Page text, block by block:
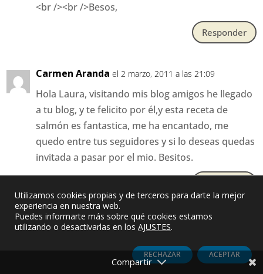
<br /><br />Besos,
Responder
Carmen Aranda el 2 marzo, 2011 a las 21:09
Hola Laura, visitando mis blog amigos he llegado
a tu blog, y te felicito por él,y esta receta de
salmón es fantastica, me ha encantado, me
quedo entre tus seguidores y si lo deseas quedas
invitada a pasar por el mio. Besitos.
quesemaquemao el 3 marzo, 2011 a las 13:25
Laura, pedazo de receta, seguro que la pruebo, el
salmón me encanta y la naranja y el aguacate ni
Utilizamos cookies propias y de terceros para darte la mejor
experiencia en nuestra web.
Puedes informarte más sobre qué cookies estamos
utilizando o desactivarlas en los AJUSTES.
ACEPTAR
RECHAZAR